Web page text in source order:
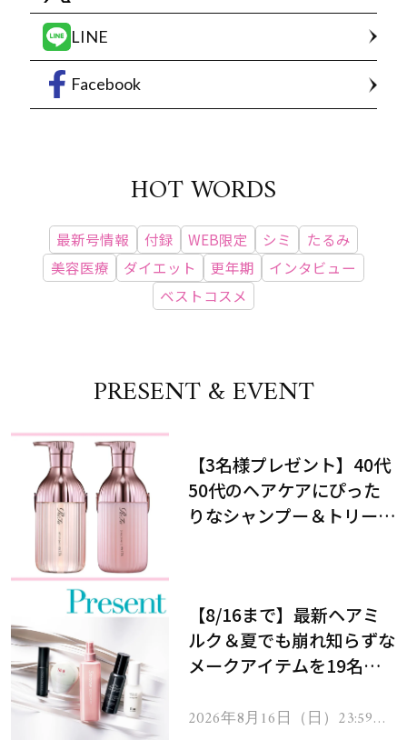
LINE
Facebook
HOT WORDS
最新号情報 付録 WEB限定 シミ
たるみ
美容医療
ダイエット 更年期
インタビュー
ベストコスメ
PRESENT & EVENT
【3名様プレゼント】40代
50代のヘアケアにぴった
りなシャンプー＆トリート
【8/16まで】最新ヘアミ
ルク＆夏でも崩れ知らずな
メークアイテムを19名様
2026年8月16日（日）23:59ま